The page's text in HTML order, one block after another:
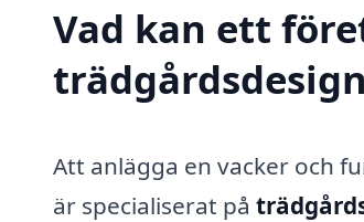
Vad kan ett
Att anlägga en vacker och
är specialiserat på